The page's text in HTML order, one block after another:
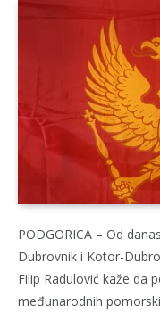
PODGORICA – Od
Dubrovnik i Kotor-
Filip Radulović kaže da
međunarodnih